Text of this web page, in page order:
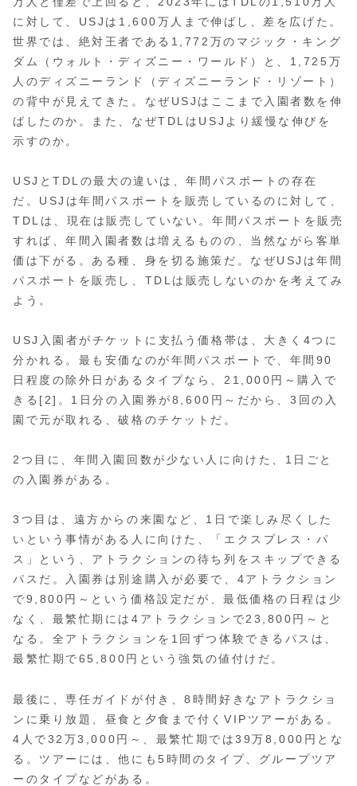
に対して、USJは1,600万人まで伸ばし、差を広げた。
世界では、絶対王者である1,772万のマジック・キング
ダム（ウォルト・ディズニー・ワールド）と、1,725万
人のディズニーランド（ディズニーランド・リゾート）
の背中が見えてきた。なぜUSJはここまで入園者数を伸
ばしたのか。また、なぜTDLはUSJより緩慢な伸びを
示すのか。
USJとTDLの最大の違いは、年間パスポートの存在
だ。USJは年間パスポートを販売しているのに対して、
TDLは、現在は販売していない。年間パスポートを販売
すれば、年間入園者数は増えるものの、当然ながら客単
価は下がる。ある種、身を切る施策だ。なぜUSJは年間
パスポートを販売し、TDLは販売しないのかを考えてみ
よう。
USJ入園者がチケットに支払う価格帯は、大きく4つに
分かれる。最も安価なのが年間パスポートで、年間90
日程度の除外日があるタイプなら、21,000円～購入で
きる[2]。1日分の入園券が8,600円～だから、3回の入
園で元が取れる、破格のチケットだ。
2つ目に、年間入園回数が少ない人に向けた、1日ごと
の入園券がある。
3つ目は、遠方からの来園など、1日で楽しみ尽くした
いという事情がある人に向けた、「エクスプレス・パ
ス」という、アトラクションの待ち列をスキップできる
パスだ。入園券は別途購入が必要で、4アトラクション
で9,800円～という価格設定だが、最低価格の日程は少
なく、最繁忙期には4アトラクションで23,800円～と
なる。全アトラクションを1回ずつ体験できるパスは、
最繁忙期で65,800円という強気の値付けだ。
最後に、専任ガイドが付き、8時間好きなアトラクショ
ンに乗り放題、昼食と夕食まで付くVIPツアーがある。
4人で32万3,000円～、最繁忙期では39万8,000円とな
る。ツアーには、他にも5時間のタイプ、グループツア
ーのタイプなどがある。